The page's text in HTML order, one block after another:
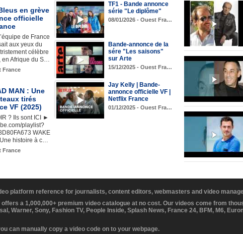
en grève
officielle
de France
aux yeux du
célèbre
en Afrique du S…
France
TF1 - Bande annonce
série "Le diplôme"
08/01/2026 - Ouest Fra…
Bande-annonce de la
sére "Les saisons"
sur Arte
15/12/2025 - Ouest Fra…
MAN : Une
tirés
VF (2025)
? Ils sont ICI ►
playlist?
WAKE
histoire à c…
France
Jay Kelly | Bande-
annonce officielle VF |
Netflix France
01/12/2025 - Ouest Fra…
platform reference for journalists, content editors, webmasters and video
a 1,000,000+ premium video catalogue at no cost. Our videos come from
Warner, Sony, Fashion TV, People Inside, Splash News, France 24, BFM, M6,
can manually copy a video code on to your webpage.